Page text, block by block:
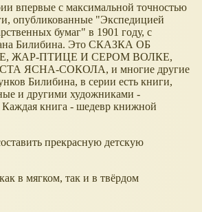
впервые с максимальной точностью
опубликованные "Экспедицией
бумаг" в 1901 году, с
Билибина. Это СКАЗКА ОБ
ЖАР-ПТИЦЕ И СЕРОМ ВОЛКЕ,
ЯСНА-СОКОЛА, и многие другие
Билибина, в серии есть книги,
и другими художниками -
книга - шедевр книжной
прекрасную детскую
в мягком, так и в твёрдом